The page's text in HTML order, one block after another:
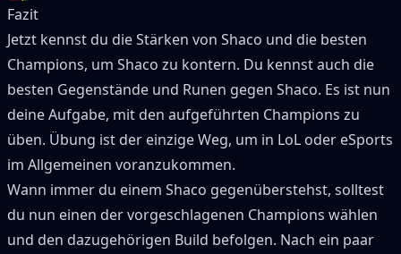
Fazit
Jetzt kennst du die Stärken von Shaco und die besten
Champions, um Shaco zu kontern. Du kennst auch die
besten Gegenstände und Runen gegen Shaco. Es ist nun
deine Aufgabe, mit den aufgeführten Champions zu
üben. Übung ist der einzige Weg, um in LoL oder eSports
im Allgemeinen voranzukommen.
Wann immer du einem Shaco gegenüberstehst, solltest
du nun einen der vorgeschlagenen Champions wählen
und den dazugehörigen Build befolgen. Nach ein paar